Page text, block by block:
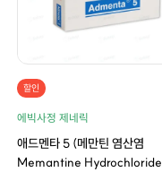
할인
에빅사정 제네릭
애드멘타 5 (메만틴 염산염
Memantine Hydrochloride